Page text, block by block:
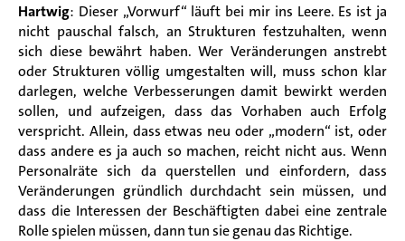
Hartwig: Dieser „Vorwurf“ läuft bei mir ins Leere. Es ist ja
nicht pauschal falsch, an Strukturen festzuhalten, wenn
sich diese bewährt haben. Wer Veränderungen anstrebt
oder Strukturen völlig umgestalten will, muss schon klar
darlegen, welche Verbesserungen damit bewirkt werden
sollen, und aufzeigen, dass das Vorhaben auch Erfolg
verspricht. Allein, dass etwas neu oder „modern“ ist, oder
dass andere es ja auch so machen, reicht nicht aus. Wenn
Personalräte sich da querstellen und einfordern, dass
Veränderungen gründlich durchdacht sein müssen, und
dass die Interessen der Beschäftigten dabei eine zentrale
Rolle spielen müssen, dann tun sie genau das Richtige.